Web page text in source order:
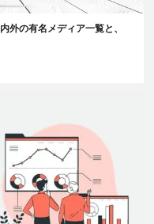
外の有名メディア一覧と、